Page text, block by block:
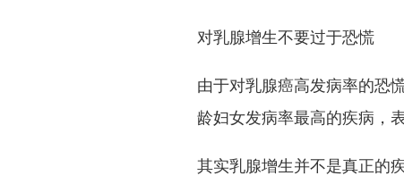
对乳腺增生不要过于恐慌
由于对乳腺癌高发病率的恐
龄妇女发病率最高的疾病，
其实乳腺增生并不是真正的